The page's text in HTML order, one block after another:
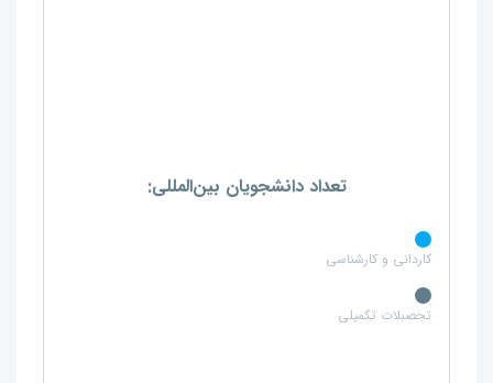
تعداد دانشجویان بین‌المللی:
کاردانی و کارشناسی
تحصبلات تکمیلی